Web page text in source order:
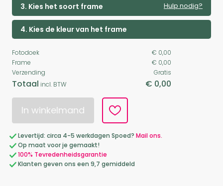
3. Kies het soort frame Hulp nodig?
4. Kies de kleur van het frame
Fotodoek
€ 0,00
Frame
€ 0,00
Verzending
Gratis
Totaal incl. BTW € 0,00
In winkelmand
Levertijd: circa 4-5 werkdagen Spoed? Mail ons.
Op maat voor je gemaakt!
100% Tevredenheidsgarantie
Klanten geven ons een 9,7 gemiddeld